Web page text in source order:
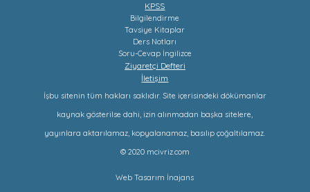
KPSS
Bilgilendirme
Tavsiye Kitaplar
Ders Notları
Soru-Cevap İngilizce
Ziyaretçi Defteri
İletişim
İşbu sitenin tüm hakları saklıdır. Site içerisindeki dökümanlar
kaynak gösterilse dahi, izin alınmadan başka sitelere,
yayınlara aktarılamaz, kopyalanamaz, basılıp çoğaltılamaz.
© 2020 mcivriz.com
Web Tasarım İnajans